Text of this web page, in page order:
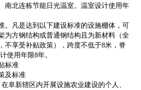
南北连栋节能日光温室。温室设计使用年
凡是达到以下建设标准的设施棚体，可
为方钢结构或普通钢结构且为新材料（全
不享受补贴政策），跨度不低于8米，脊
使用年限8年。
标准
及标准
新辖区内开展设施农业建设的个人、